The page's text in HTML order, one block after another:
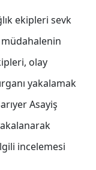
ekipleri sevk
müdahalenin
olay
yakalamak
Asayiş
incelemesi